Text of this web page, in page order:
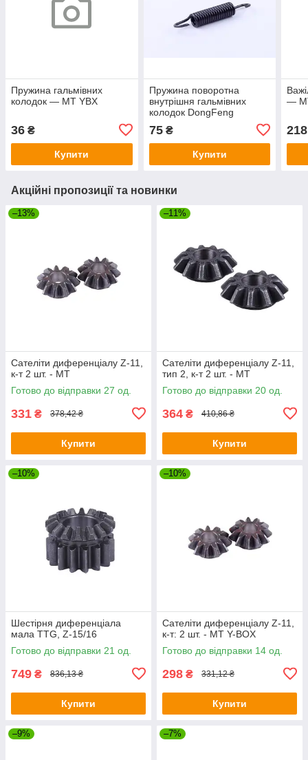
Пружина гальмівних
колодок — МТ YBX
36 ₴
Купити
Пружина поворотна
внутрішня гальмівних
колодок DongFeng
75₴
Купити
—
218
Акційні пропозиції та новинки
–13%
Сателіти диференціалу Z-11,
к-т 2 шт. - MТ
Готово до відправки 27 од.
331 ₴ 378,42 ₴
Купити
–11%
Сателіти диференціалу Z-11,
тип 2, к-т 2 шт. - МТ
Готово до відправки 20 од.
364 ₴ 410,86 ₴
Купити
–10%
Шестірня диференціала
мала TTG, Z-15/16
Готово до відправки 21 од.
749 ₴ 836,13 ₴
Купити
–10%
Сателіти диференціалу Z-11,
к-т: 2 шт. - MТ Y-BOX
Готово до відправки 14 од.
298 ₴ 331,12 ₴
Купити
–9% –7%